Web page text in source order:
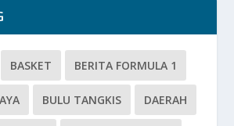
BASKET BERITA FORMULA 1
BULU TANGKIS DAERAH